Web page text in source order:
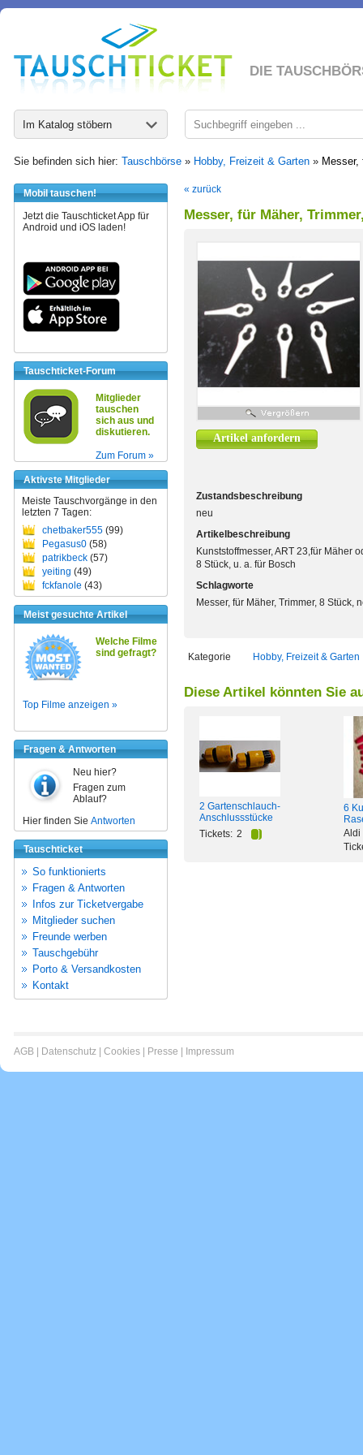
DIE
Im Katalog stöbern
Sie befinden sich hier: Tauschbörse » Hobby, Freizeit & Garten »
Mobil tauschen!
Jetzt die Tauschticket App für
Android und iOS laden!
Tauschticket-Forum
Mitglieder
tauschen
sich aus und
diskutieren.
Zum Forum »
Aktivste Mitglieder
Meiste Tauschvorgänge in den
letzten 7 Tagen:
chetbaker555 (99)
Pegasus0 (58)
patrikbeck (57)
yeiting (49)
fckfanole (43)
Meist gesuchte Artikel
Welche Filme
sind gefragt?
Top Filme anzeigen »
Fragen & Antworten
Neu hier?
Fragen zum
Ablauf?
Hier finden Sie Antworten
Tauschticket
So funktionierts
Fragen & Antworten
Infos zur Ticketvergabe
Mitglieder suchen
Freunde werben
Tauschgebühr
Porto & Versandkosten
Kontakt
« zurück
Messer, für Mäher,
Artikel anfordern
Zustandsbeschreibung
neu
Artikelbeschreibung
Kunststoffmesser, ART 23,für Mäher
8 Stück, u. a. für Bosch
Schlagworte
Messer, für Mäher, Trimmer, 8 Stück,
Kategorie Hobby, Freizeit & Garten
Diese Artikel könnten Sie
2 Gartenschlauch-
Anschlussstücke
Tickets: 2
6
Aldi
AGB Datenschutz Cookies Presse Impressum